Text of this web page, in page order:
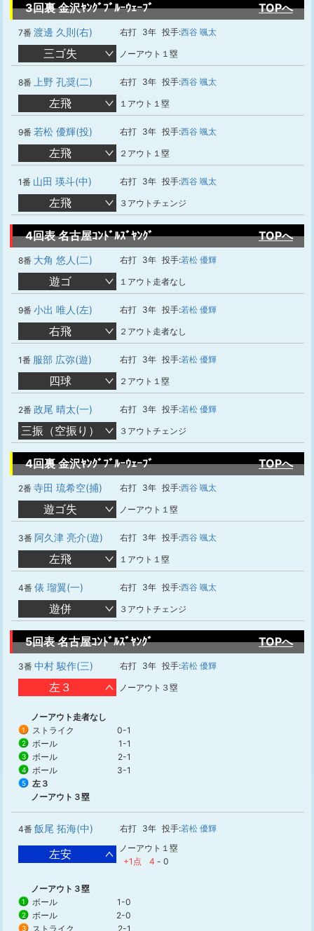
3回裏 金沢ﾔﾝｸﾞﾌﾞﾙｰｳｪｰﾌﾞ TOPへ
7番 渡邊 久則(右) 右打 3年 投手:西谷 颯太
三ゴ失 ノーアウト１塁
8番 上野 孔奨(二) 右打 3年 投手:西谷 颯太
左飛 １アウト１塁
9番 若松 優輝(投) 右打 3年 投手:西谷 颯太
左飛 ２アウト１塁
1番 山田 瑛斗(中) 右打 3年 投手:西谷 颯太
左飛 ３アウトチェンジ
4回表 名古屋ｺﾝﾄﾞﾙｽﾞﾔﾝｸﾞ TOPへ
8番 大角 悠人(二) 右打 3年 投手:若松 優輝
遊ゴ １アウト走者なし
9番 小出 唯人(左) 右打 3年 投手:若松 優輝
右飛 ２アウト走者なし
1番 服部 広弥(遊) 右打 3年 投手:若松 優輝
四球 ２アウト１塁
2番 政尾 晴太(一) 右打 3年 投手:若松 優輝
三振（空振り） ３アウトチェンジ
4回裏 金沢ﾔﾝｸﾞﾌﾞﾙｰｳｪｰﾌﾞ TOPへ
2番 寺田 琉希空(捕) 右打 3年 投手:西谷 颯太
遊ゴ失 ノーアウト１塁
3番 阿久津 亮介(遊) 右打 3年 投手:西谷 颯太
左飛 １アウト１塁
4番 俵 瑠翼(一) 右打 3年 投手:西谷 颯太
遊併 ３アウトチェンジ
5回表 名古屋ｺﾝﾄﾞﾙｽﾞﾔﾝｸﾞ TOPへ
3番 中村 駿作(三) 右打 3年 投手:若松 優輝
左３ ノーアウト３塁
ノーアウト走者なし
1 ストライク 0-1
2 ボール 1-1
3 ボール 2-1
4 ボール 3-1
5
左３
ノーアウト３塁
4番 飯尾 拓海(中) 右打 3年 投手:若松 優輝
左安
ノーアウト１塁
+1点
4 - 0
ノーアウト３塁
1 ボール 1-0
2 ボール 2-0
3 ストライク 2-1